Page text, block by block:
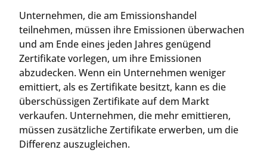
Unternehmen, die am Emissionshandel
teilnehmen, müssen ihre Emissionen überwachen
und am Ende eines jeden Jahres genügend
Zertifikate vorlegen, um ihre Emissionen
abzudecken. Wenn ein Unternehmen weniger
emittiert, als es Zertifikate besitzt, kann es die
überschüssigen Zertifikate auf dem Markt
verkaufen. Unternehmen, die mehr emittieren,
müssen zusätzliche Zertifikate erwerben, um die
Differenz auszugleichen.